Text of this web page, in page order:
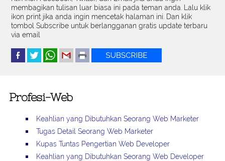
membagikan tulisan luar biasa ini pada teman anda. Lalu klik
ikon print jika anda ingin mencetak halaman ini. Dan klik
tombol Subscribe untuk berlangganan gratis update terbaru
via email
Profesi-Web
Keahlian yang Dibutuhkan Seorang Web Marketer
Tugas Detail Seorang Web Marketer
Kupas Tuntas Pengertian Web Developer
Keahlian yang Dibutuhkan Seorang Web Developer